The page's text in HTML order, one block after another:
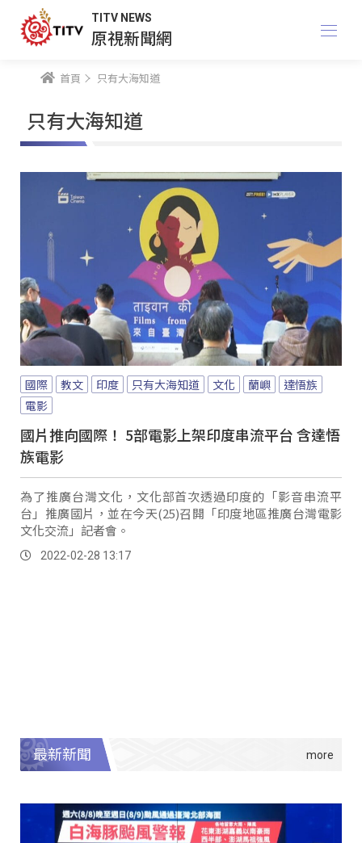
TITV NEWS
原視新聞網
首頁 只有大海知道
只有大海知道
國際 教文 印度 只有大海知道 文化 蘭嶼
達悟族
電影
國片推向國際！ 5部電影上架印度串流平台 含達悟
族電影
為了推廣台灣文化，文化部首次透過印度的「影音串流平
台」推廣國片，並在今天(25)召開「印度地區推廣台灣電影
文化交流」記者會。
2022-02-28 13:17
最新新聞